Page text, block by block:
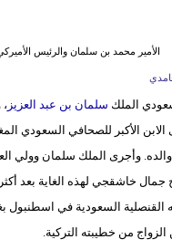
الأمير محمد بن سلمان والرئيس
الملك سلمان بن عبد العزيز
الأكبر للصحافي السعودي
والده. وأجرى الملك سلمان وولي
جمال خاشقجي لهذه الغاية بعد
القنصلية السعودية في
من خطيبته التركية.